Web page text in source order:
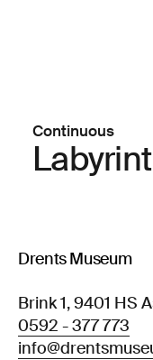
Continuous
Drents Museum
Brink 1, 9401 HS
0592 - 377 773